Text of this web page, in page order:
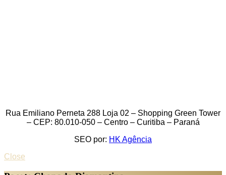
Rua Emiliano Perneta 288 Loja 02 – Shopping Green Tower
– CEP: 80.010-050 – Centro – Curitiba – Paraná
SEO por: HK Agência
Close